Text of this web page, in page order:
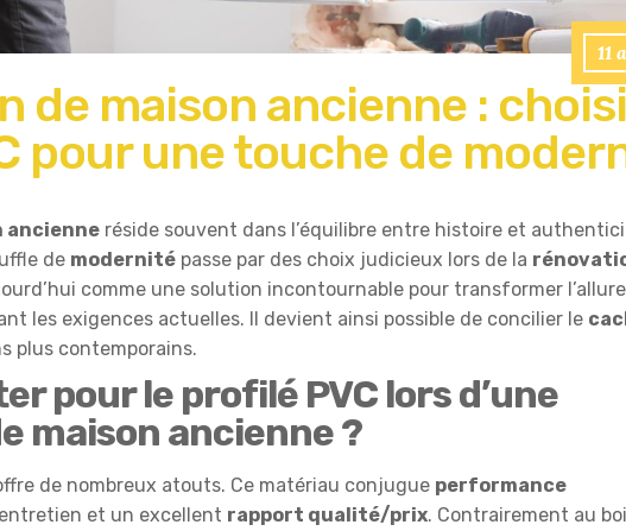
11
de maison ancienne :
pour une touche de
ancienne réside souvent dans l’équilibre entre histoire et
de modernité passe par des choix judicieux lors de la
comme une solution incontournable pour transformer
les exigences actuelles. Il devient ainsi possible de concilier le
plus contemporains.
pour le profilé PVC lors d’une
maison ancienne ?
de nombreux atouts. Ce matériau conjugue performance
et un excellent rapport qualité/prix. Contrairement au